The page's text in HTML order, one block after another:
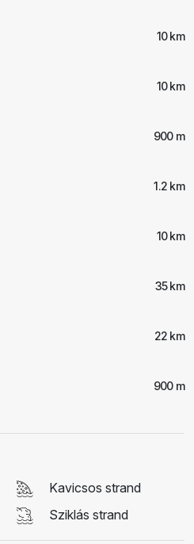
10 km
10 km
900 m
1.2 km
10 km
35 km
22 km
900 m
Kavicsos strand
Sziklás strand